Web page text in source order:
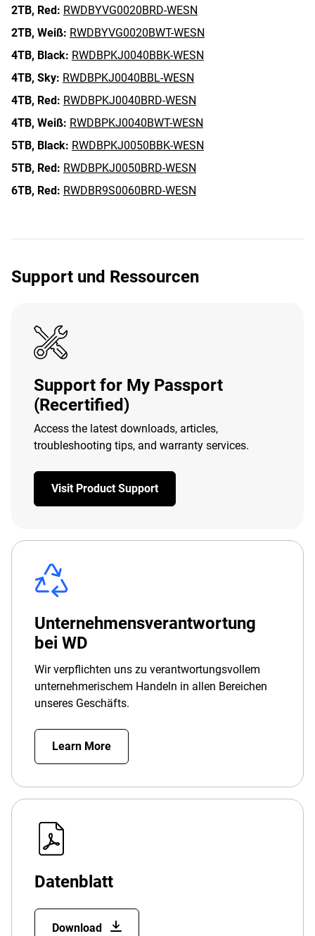
2TB, Red: RWDBYVG0020BRD-WESN
2TB, Weiß: RWDBYVG0020BWT-WESN
4TB, Black: RWDBPKJ0040BBK-WESN
4TB, Sky: RWDBPKJ0040BBL-WESN
4TB, Red: RWDBPKJ0040BRD-WESN
4TB, Weiß: RWDBPKJ0040BWT-WESN
5TB, Black: RWDBPKJ0050BBK-WESN
5TB, Red: RWDBPKJ0050BRD-WESN
6TB, Red: RWDBR9S0060BRD-WESN
Support und Ressourcen
Support for My Passport
(Recertified)
Access the latest downloads, articles,
troubleshooting tips, and warranty services.
Visit Product Support
Unternehmensverantwortung
bei WD
Wir verpflichten uns zu verantwortungsvollem
unternehmerischem Handeln in allen Bereichen
unseres Geschäfts.
Learn More
Datenblatt
Download